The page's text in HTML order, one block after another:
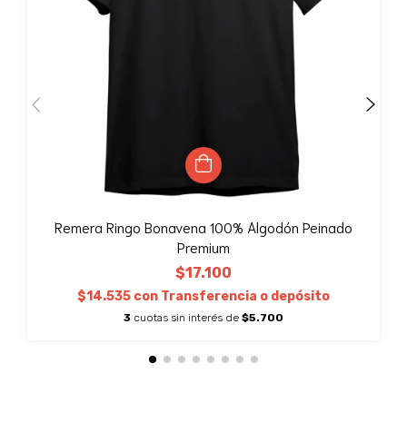
Remera Ringo Bonavena 100% Algodón Peinado
Premium
$17.100
$14.535 con Transferencia o depósito
3 cuotas sin interés de $5.700